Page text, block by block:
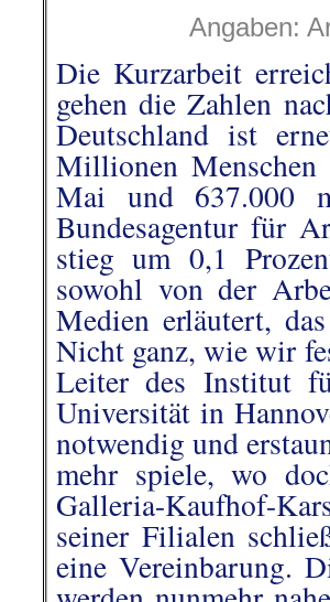
Angaben:
Die Kurzarbeit
gehen die Zahlen
Deutschland ist
Millionen
Mai und 637.000
Bundesagentur für
stieg um 0,1
sowohl von der
Medien erläutert,
Nicht ganz, wie wir
Leiter des Institut
Universität in
notwendig und
mehr spiele, wo
Galleria-Kaufhof-
seiner Filialen
eine Vereinbarung.